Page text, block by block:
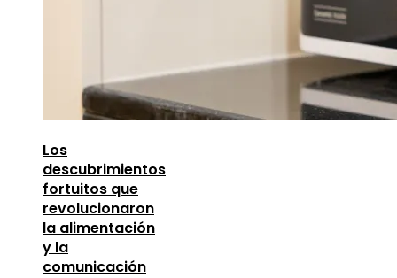
Los
descubrimientos
fortuitos que
revolucionaron
la alimentación
y la
comunicación